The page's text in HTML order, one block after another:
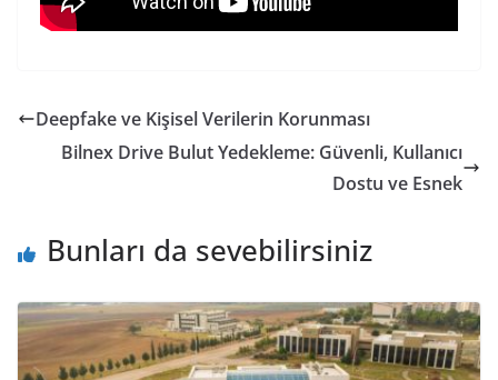
Deepfake ve Kişisel Verilerin Korunması
Bilnex Drive Bulut Yedekleme: Güvenli, Kullanıcı
Dostu ve Esnek
Bunları da sevebilirsiniz